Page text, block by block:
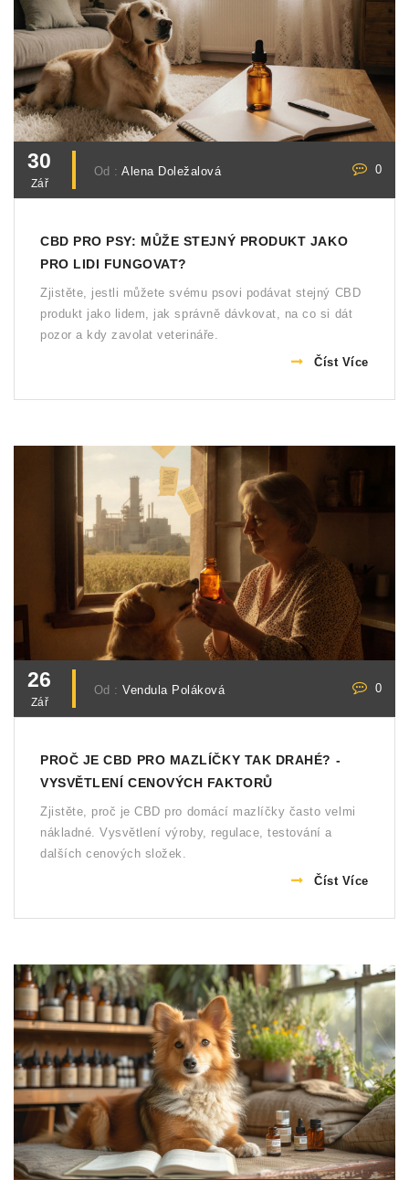
30
Zář
Od :Alena Doležalová 0
CBD PRO PSY: MŮŽE STEJNÝ PRODUKT JAKO
PRO LIDI FUNGOVAT?
Zjistěte, jestli můžete svému psovi podávat stejný CBD
produkt jako lidem, jak správně dávkovat, na co si dát
pozor a kdy zavolat veterináře.
Číst Více
26
Zář
Od :Vendula Poláková 0
PROČ JE CBD PRO MAZLÍČKY TAK DRAHÉ? -
VYSVĚTLENÍ CENOVÝCH FAKTORŮ
Zjistěte, proč je CBD pro domácí mazlíčky často velmi
nákladné. Vysvětlení výroby, regulace, testování a
dalších cenových složek.
Číst Více